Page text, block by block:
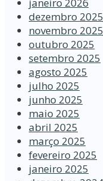
dezembro 2025
novembro 2025
outubro 2025
setembro 2025
agosto 2025
julho 2025
junho 2025
maio 2025
abril 2025
março 2025
fevereiro 2025
janeiro 2025